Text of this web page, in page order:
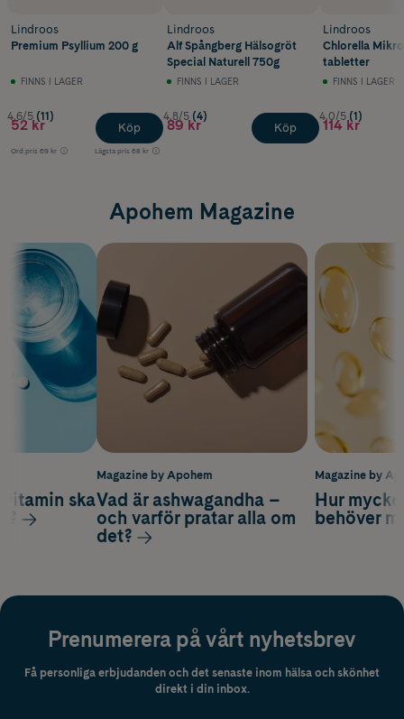
Lindroos
Premium Psyllium 200 g
FINNS I LAGER
4.6/5 (11)
52 kr
Ord.pris 69 kr Lägsta pris 68 kr
Köp
Lindroos
Alf Spångberg Hälsogröt
Special Naturell 750g
FINNS I LAGER
4.8/5 (4)
89 kr Köp
Lindroos
Chlorella
tabletter
FINNS I LAGER
4.0/5 (1)
114 kr
Apohem Magazine
Magazine by
Hur
behöver
ska
Magazine by Apohem
Vad är ashwagandha –
och varför pratar alla om
det?
Prenumerera på vårt nyhetsbrev
Få personliga erbjudanden och det senaste inom hälsa och skönhet
direkt i din inbox.